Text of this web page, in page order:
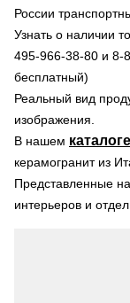
России
Узнать о наличии
495-966-38-80 и 8-
бесплатный)
Реальный вид
изображения.
В нашем каталоге
керамогранит из
Представленные
интерьеров и